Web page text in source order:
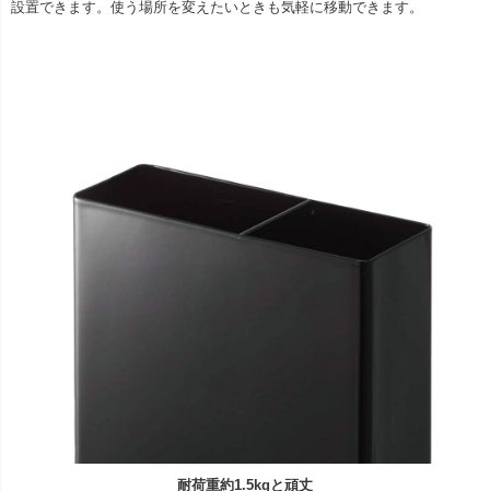
設置できます。使う場所を変えたいときも気軽に移動できます。
耐荷重約1.5kgと頑丈